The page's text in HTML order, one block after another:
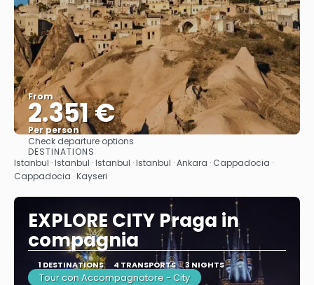
From
2.351 €
Per person
Check departure options
DESTINATIONS
Istanbul · Istanbul · Istanbul · Istanbul · Ankara · Cappadocia ·
Cappadocia · Kayseri
EXPLORE CITY Praga in
compagnia
1 DESTINATIONS 4 TRANSPORTS 3 NIGHTS
Tour con Accompagnatore - City